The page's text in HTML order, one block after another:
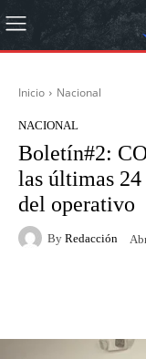
Inicio Nacional
NACIONAL
Boletín#2:
las últimas 24
del operativo
By Redacción